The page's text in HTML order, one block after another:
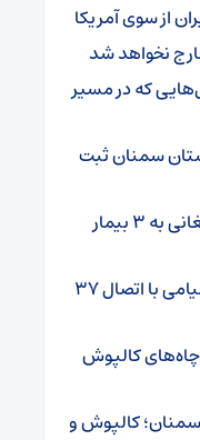
از سوی آمریکا
نخواهد شد
که در مسیر
حج تمتع ۱۴۰۵ در استان سمنان ثبت
اهدای اعضای کودک ۶ ساله دامغانی به ۳ بیمار
توسعه زیرساخت‌های ارتباطی میامی با اتصال ۳۷
چاه‌های کالپوش
کالپوش و